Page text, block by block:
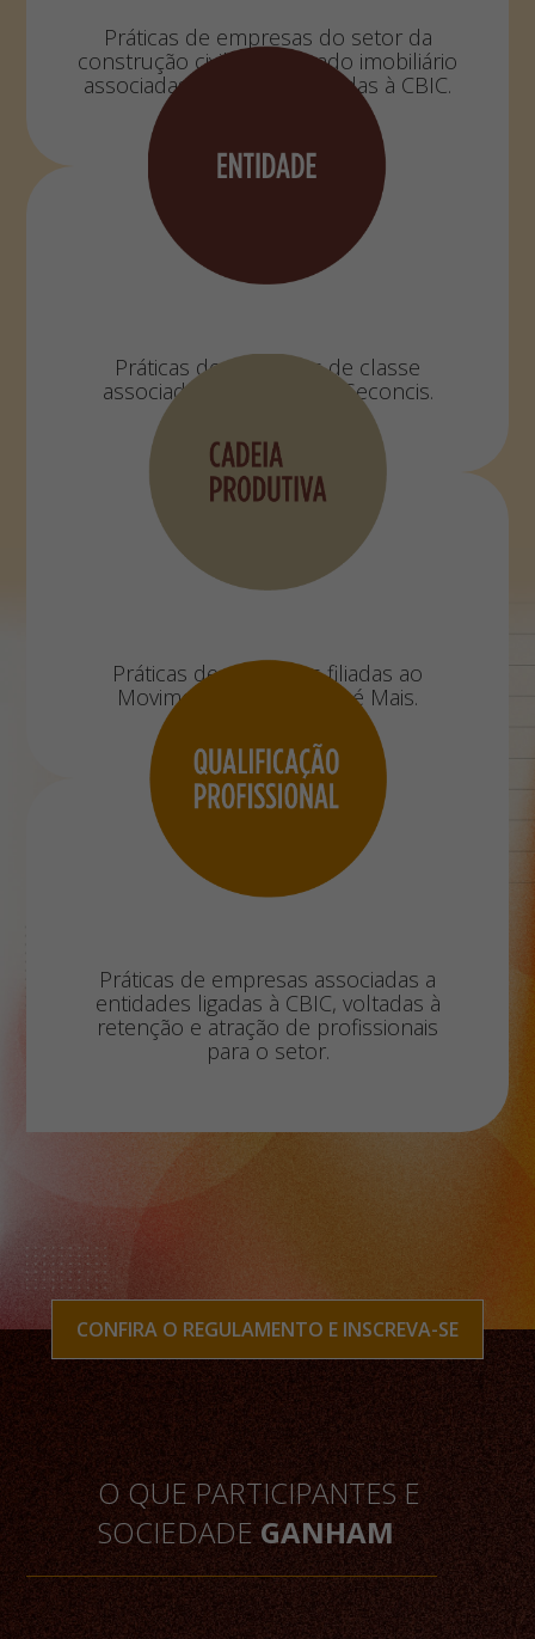
Práticas de empresas do setor da
construção civil ou mercado imobiliário
associadas a entidades ligadas à CBIC.
Práticas de entidades de classe
associadas à CBIC e dos Seconcis.
Práticas de empresas filiadas ao
Movimento Construção é Mais.
Práticas de empresas associadas a
entidades ligadas à CBIC, voltadas à
retenção e atração de profissionais
para o setor.
CONFIRA O REGULAMENTO E INSCREVA-SE
O QUE PARTICIPANTES E
SOCIEDADEGANHAM